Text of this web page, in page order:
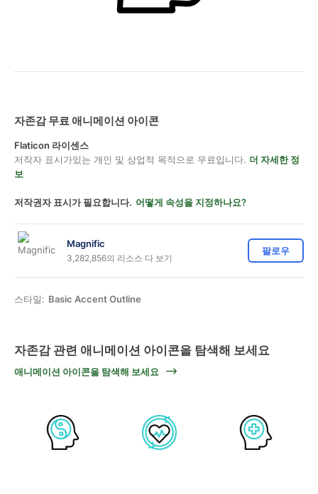
자존감 무료 애니메이션 아이콘
Flaticon 라이센스
저작자 표시가있는 개인 및 상업적 목적으로 무료입니다. 더 자세한 정
보
저작권자 표시가 필요합니다. 어떻게 속성을 지정하나요?
Magnific
3,282,856의 리소스 다 보기
팔로우
스타일: Basic Accent Outline
자존감 관련 애니메이션 아이콘을 탐색해 보세요
애니메이션 아이콘을 탐색해 보세요